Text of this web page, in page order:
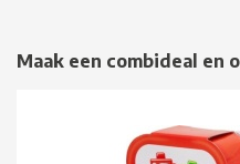
Maak een combideal en